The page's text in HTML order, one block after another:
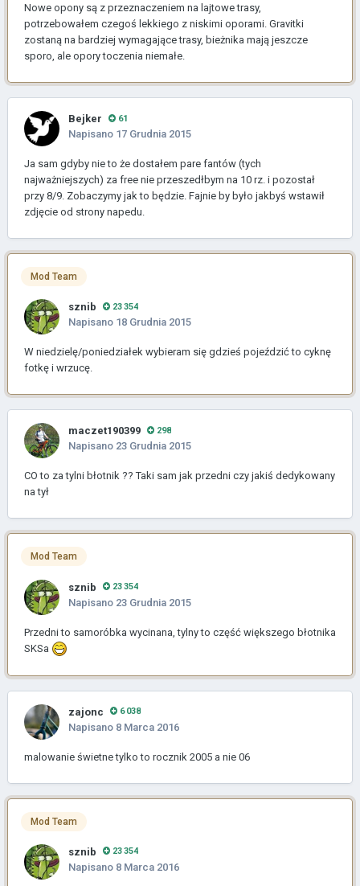
Nowe opony są z przeznaczeniem na lajtowe trasy,
potrzebowałem czegoś lekkiego z niskimi oporami. Gravitki
zostaną na bardziej wymagające trasy, bieżnika mają jeszcze
sporo, ale opory toczenia niemałe.
Bejker 61
Napisano 17 Grudnia 2015
Ja sam gdyby nie to że dostałem pare fantów (tych
najważniejszych) za free nie przeszedłbym na 10 rz. i pozostał
przy 8/9. Zobaczymy jak to będzie. Fajnie by było jakbyś wstawił
zdjęcie od strony napedu.
Mod Team
sznib 23 354
Napisano 18 Grudnia 2015
W niedzielę/poniedziałek wybieram się gdzieś pojeździć to cyknę
fotkę i wrzucę.
maczet190399 298
Napisano 23 Grudnia 2015
CO to za tylni błotnik ?? Taki sam jak przedni czy jakiś dedykowany
na tył
Mod Team
sznib 23 354
Napisano 23 Grudnia 2015
Przedni to samoróbka wycinana, tylny to część większego błotnika
SKSa
zajonc 6 038
Napisano 8 Marca 2016
malowanie świetne tylko to rocznik 2005 a nie 06
Mod Team
sznib 23 354
Napisano 8 Marca 2016